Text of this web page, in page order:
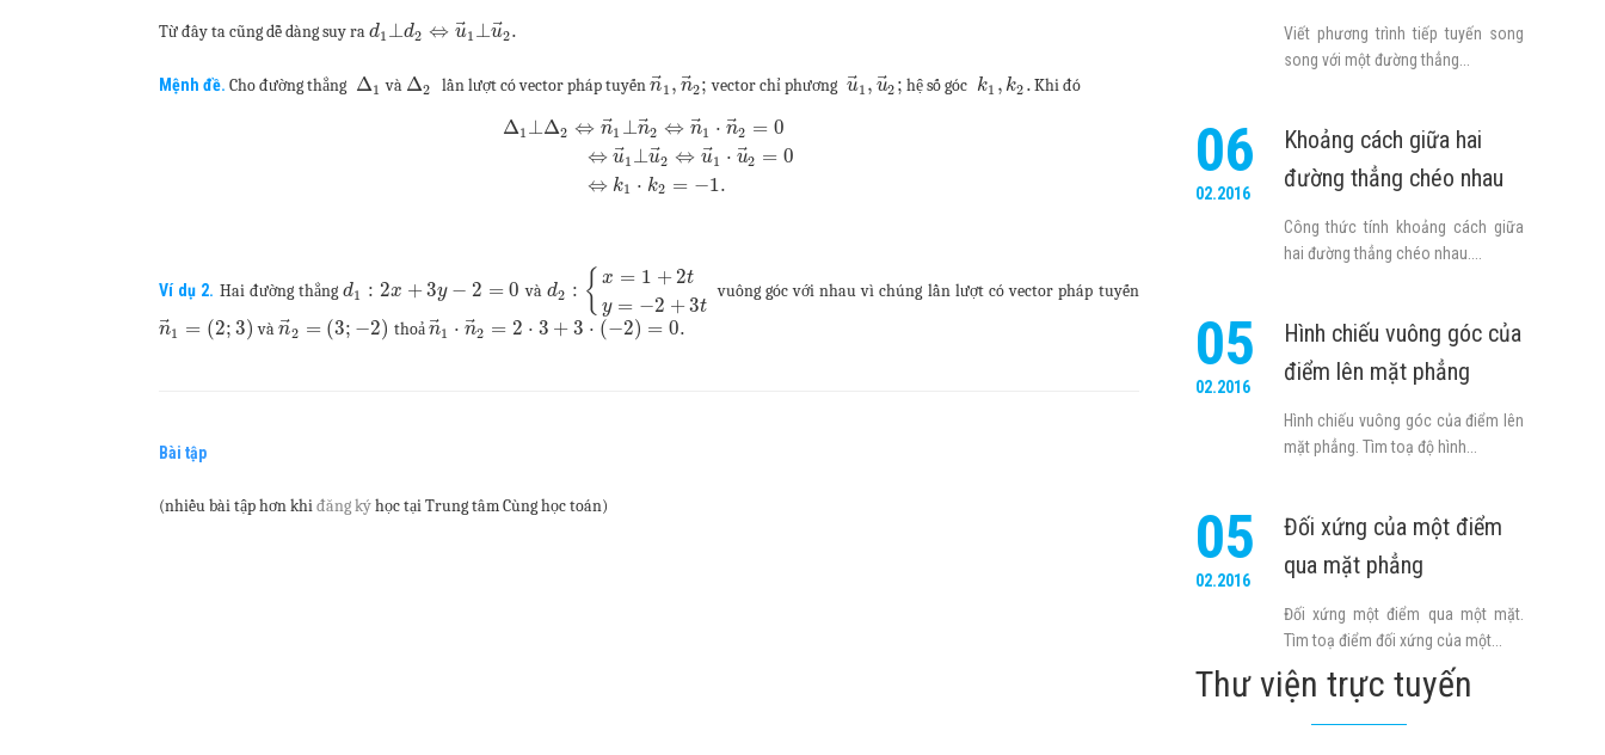
Từ đây ta cũng dễ dàng suy rad1 ⊥d2 ⇔ u⃗1 ⊥u⃗2.
Mệnh đề. Cho đường thẳng Δ1 và Δ2 lần lượt có vector pháp tuyếnn⃗1 , n⃗2; vector chỉ phương u⃗1 , u⃗2 ; hệ số góc k1 , k2 .Khi đó
Δ1 ⊥Δ2 ⇔ n⃗1 ⊥n⃗2 ⇔ n⃗1 ⋅ n⃗2 = 0
⇔ u⃗1 ⊥u⃗2 ⇔ u⃗1 ⋅ u⃗2 = 0
⇔ k1 ⋅ k2 = −1.
Ví dụ 2. Hai đường thẳngd1 : 2x +3y − 2 = 0 và d2 : { x = 1 + 2t
y = −2 +3t
vuông góc với nhau vì chúng lần lượt có vector pháp tuyến
n⃗1 = (2; 3) vàn⃗2 = (3; −2) thoản⃗1 ⋅ n⃗2 = 2 ⋅ 3 + 3 ⋅ (−2) = 0.
Bài tập
(nhiều bài tập hơn khiđăng kýhọc tại Trung tâm Cùng học toán)
Viết phương trình tiếp tuyến song
song với một đường thẳng...
06
02.2016
Khoảng cách giữa hai
đường thẳng chéo nhau
Công thức tính khoảng cách giữa
hai đường thẳng chéo nhau....
05
02.2016
Hình chiếu vuông góc của
điểm lên mặt phẳng
Hình chiếu vuông góc của điểm lên
mặt phẳng. Tìm toạ độ hình...
05
02.2016
Đối xứng của một điểm
qua mặt phẳng
Đối xứng một điểm qua một mặt.
Tìm toạ điểm đối xứng của một...
Thư viện trực tuyến